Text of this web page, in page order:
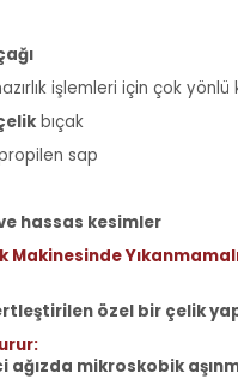
işlemleri için çok yönlü
bıçak
sap
hassas kesimler
Makinesinde
özel bir çelik
mikroskobik